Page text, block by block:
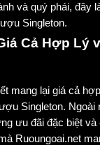
và quý phái, đây
Singleton.
Cả Hợp Lý
mang lại giá cả
Singleton. Ngoài
ưu đãi đặc biệt
Ruoungoai.net